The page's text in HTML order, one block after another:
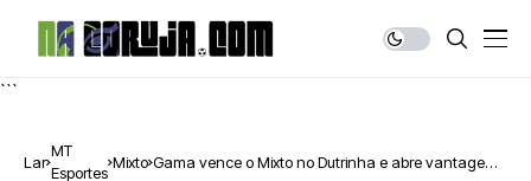
```
Lar
MT
Esportes
Mixto Gama vence o Mixto no Dutrinha e abre vantagem